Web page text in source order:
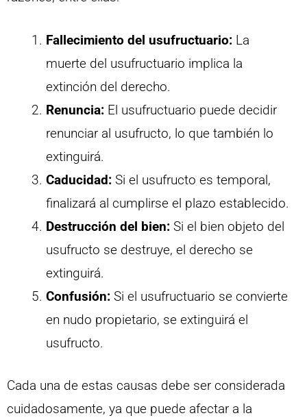
Fallecimiento del usufructuario: La
muerte del usufructuario implica la
extinción del derecho.
Renuncia: El usufructuario puede decidir
renunciar al usufructo, lo que también lo
extinguirá.
Caducidad: Si el usufructo es temporal,
finalizará al cumplirse el plazo establecido.
Destrucción del bien: Si el bien objeto del
usufructo se destruye, el derecho se
extinguirá.
Confusión: Si el usufructuario se convierte
en nudo propietario, se extinguirá el
usufructo.
Cada una de estas causas debe ser considerada
cuidadosamente, ya que puede afectar a la